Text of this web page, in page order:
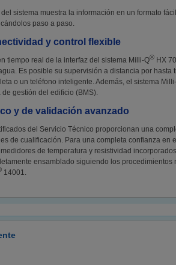
sistema muestra la información en un formato
paso a paso.
y control flexible
tiempo real de la interfaz del sistema Milli-Q® HX
Es posible su supervisión a distancia por
o un teléfono inteligente. Además, el sistema
de gestión del edificio (BMS).
y de validación avanzado
del Servicio Técnico proporcionan una
de cualificación. Para una completa confianza en
de temperatura y resistividad
ensamblado siguiendo los
14001.